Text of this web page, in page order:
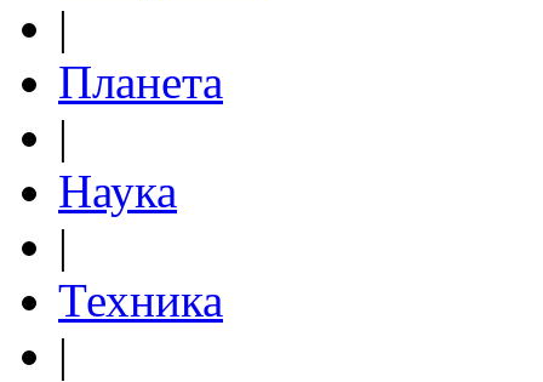
|
Планета
|
Наука
|
Техника
|